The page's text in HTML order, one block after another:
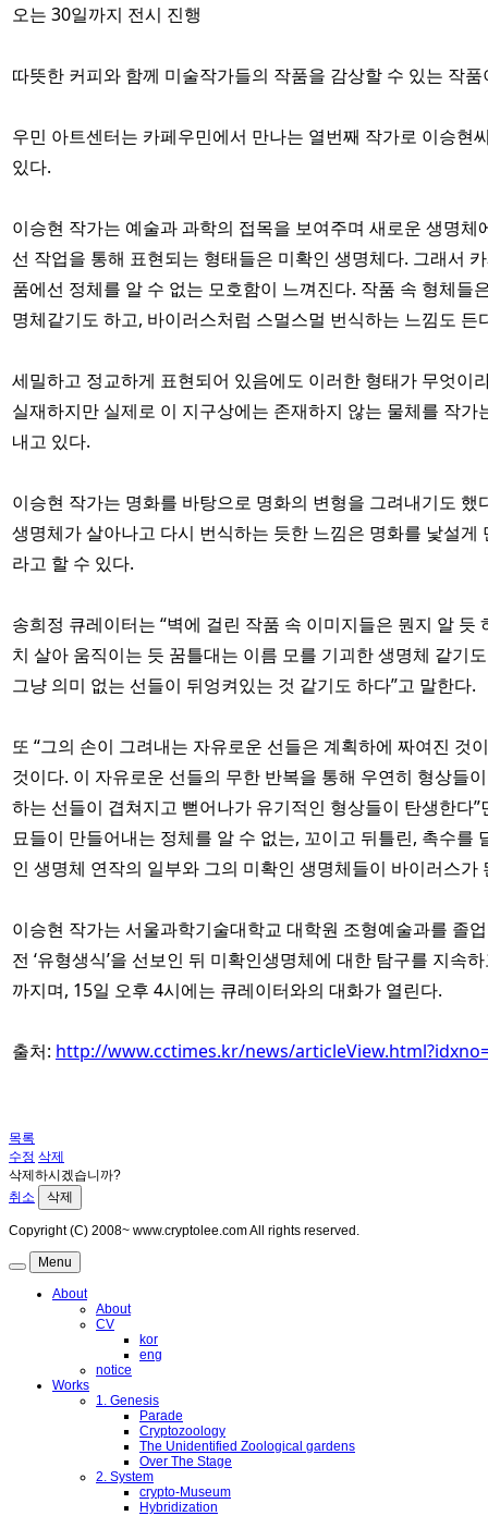
오는 30일까지 전시 진행
따뜻한 커피와 함께 미술작가들의 작품을 감상할 수 있는 작
우민 아트센터는 카페우민에서 만나는 열번째 작가로 이승현
있다.
이승현 작가는 예술과 과학의 접목을 보여주며 새로운 생명체
선 작업을 통해 표현되는 형태들은 미확인 생명체다. 그래서
품에선 정체를 알 수 없는 모호함이 느껴진다. 작품 속 형체들
명체같기도 하고, 바이러스처럼 스멀스멀 번식하는 느낌도 든
세밀하고 정교하게 표현되어 있음에도 이러한 형태가 무엇이
실재하지만 실제로 이 지구상에는 존재하지 않는 물체를 작가
내고 있다.
이승현 작가는 명화를 바탕으로 명화의 변형을 그려내기도 했
생명체가 살아나고 다시 번식하는 듯한 느낌은 명화를 낯설게
라고 할 수 있다.
송희정 큐레이터는 “벽에 걸린 작품 속 이미지들은 뭔지 알 듯
치 살아 움직이는 듯 꿈틀대는 이름 모를 기괴한 생명체 같기
그냥 의미 없는 선들이 뒤엉켜있는 것 같기도 하다”고 말한다.
또 “그의 손이 그려내는 자유로운 선들은 계획하에 짜여진 것
것이다. 이 자유로운 선들의 무한 반복을 통해 우연히 형상들
하는 선들이 겹쳐지고 뻗어나가 유기적인 형상들이 탄생한다”
묘들이 만들어내는 정체를 알 수 없는, 꼬이고 뒤틀린, 촉수를
인 생명체 연작의 일부와 그의 미확인 생명체들이 바이러스가
이승현 작가는 서울과학기술대학교 대학원 조형예술과를 졸
전 ‘유형생식’을 선보인 뒤 미확인생명체에 대한 탐구를 지속
까지며, 15일 오후 4시에는 큐레이터와의 대화가 열린다.
출처: http://www.cctimes.kr/news/
목록
수정 삭제
삭제하시겠습니까?
취소
삭제
Copyright (C) 2008~ www.cryptolee.com All rights reserved.
Menu
About
About
CV
kor
eng
notice
Works
1. Genesis
Parade
Cryptozoology
The Unidentified Zoological gardens
Over The Stage
2. System
crypto-Museum
Hybridization